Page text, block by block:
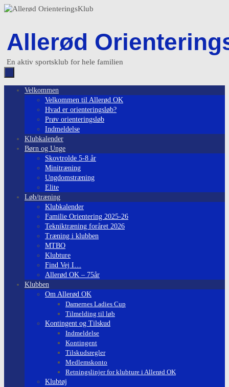
Skip
Allerød
En aktiv sportsklub for hele familien
Skip
Velkommen
Velkommen til Allerød OK
Hvad er orienteringsløb?
Prøv orienteringsløb
Indmeldelse
Klubkalender
Børn og Unge
Skovtrolde 5-8 år
Minitræning
Ungdomstræning
Elite
Løb/træning
Klubkalender
Familie Orientering 2025-26
Tekniktræning foråret 2026
Træning i klubben
MTBO
Klubture
Find Vej I…
Allerød OK – 75år
Klubben
Om Allerød OK
Damernes Ladies Cup
Tilmelding til løb
Kontingent og Tilskud
Indmeldelse
Kontingent
Tilskudsregler
Medlemskonto
Retningslinjer for klubture i Allerød OK
Klubtøj